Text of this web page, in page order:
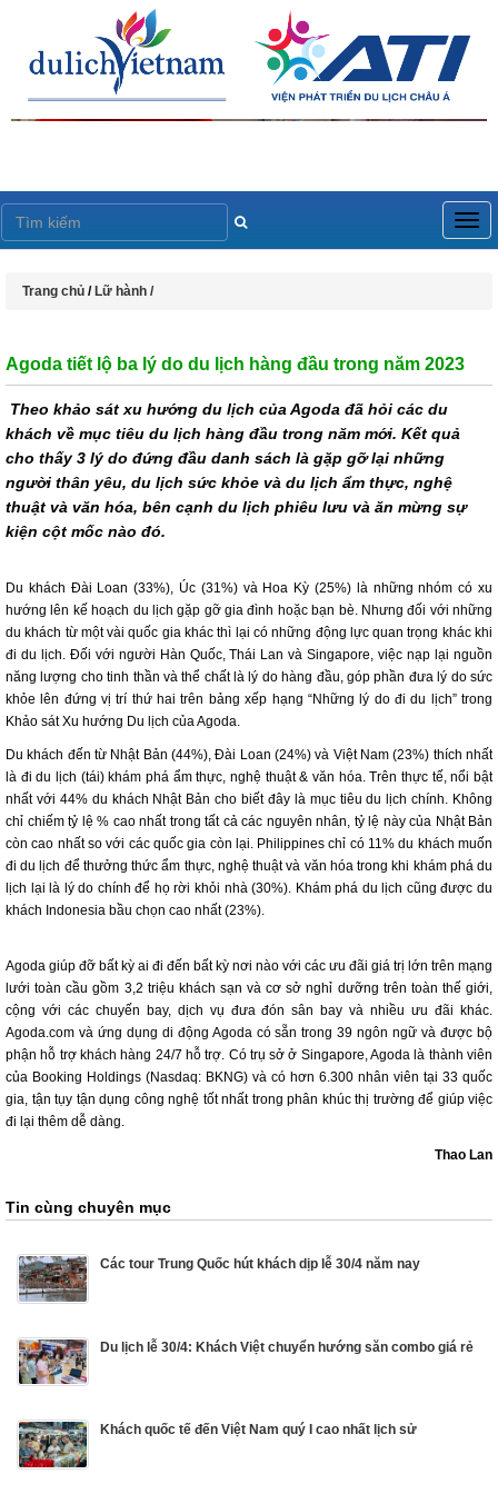
Trang chủ / Lữ hành /
Agoda tiết lộ ba lý do du lịch hàng đầu trong năm 2023
Theo khảo sát xu hướng du lịch của Agoda đã hỏi các du
khách về mục tiêu du lịch hàng đầu trong năm mới. Kết quả
cho thấy 3 lý do đứng đầu danh sách là gặp gỡ lại những
người thân yêu, du lịch sức khỏe và du lịch ẩm thực, nghệ
thuật và văn hóa, bên cạnh du lịch phiêu lưu và ăn mừng sự
kiện cột mốc nào đó.
Du khách Đài Loan (33%), Úc (31%) và Hoa Kỳ (25%) là những nhóm có xu
hướng lên kế hoạch du lịch gặp gỡ gia đình hoặc bạn bè. Nhưng đối với những
du khách từ một vài quốc gia khác thì lại có những động lực quan trọng khác khi
đi du lịch. Đối với người Hàn Quốc, Thái Lan và Singapore, việc nạp lại nguồn
năng lượng cho tinh thần và thể chất là lý do hàng đầu, góp phần đưa lý do sức
khỏe lên đứng vị trí thứ hai trên bảng xếp hạng “Những lý do đi du lịch” trong
Khảo sát Xu hướng Du lịch của Agoda.
Du khách đến từ Nhật Bản (44%), Đài Loan (24%) và Việt Nam (23%) thích nhất
là đi du lịch (tái) khám phá ẩm thực, nghệ thuật & văn hóa. Trên thực tế, nổi bật
nhất với 44% du khách Nhật Bản cho biết đây là mục tiêu du lịch chính. Không
chỉ chiếm tỷ lệ % cao nhất trong tất cả các nguyên nhân, tỷ lệ này của Nhật Bản
còn cao nhất so với các quốc gia còn lại. Philippines chỉ có 11% du khách muốn
đi du lịch để thưởng thức ẩm thực, nghệ thuật và văn hóa trong khi khám phá du
lịch lại là lý do chính để họ rời khỏi nhà (30%). Khám phá du lịch cũng được du
khách Indonesia bầu chọn cao nhất (23%).
Agoda giúp đỡ bất kỳ ai đi đến bất kỳ nơi nào với các ưu đãi giá trị lớn trên mạng
lưới toàn cầu gồm 3,2 triệu khách sạn và cơ sở nghỉ dưỡng trên toàn thế giới,
cộng với các chuyến bay, dịch vụ đưa đón sân bay và nhiều ưu đãi khác.
Agoda.com và ứng dụng di động Agoda có sẵn trong 39 ngôn ngữ và được bộ
phận hỗ trợ khách hàng 24/7 hỗ trợ. Có trụ sở ở Singapore, Agoda là thành viên
của Booking Holdings (Nasdaq: BKNG) và có hơn 6.300 nhân viên tại 33 quốc
gia, tận tụy tận dụng công nghệ tốt nhất trong phân khúc thị trường để giúp việc
đi lại thêm dễ dàng.
Thao Lan
Tin cùng chuyên mục
Các tour Trung Quốc hút khách dịp lễ 30/4 năm nay
Du lịch lễ 30/4: Khách Việt chuyển hướng săn combo giá rẻ
Khách quốc tế đến Việt Nam quý I cao nhất lịch sử